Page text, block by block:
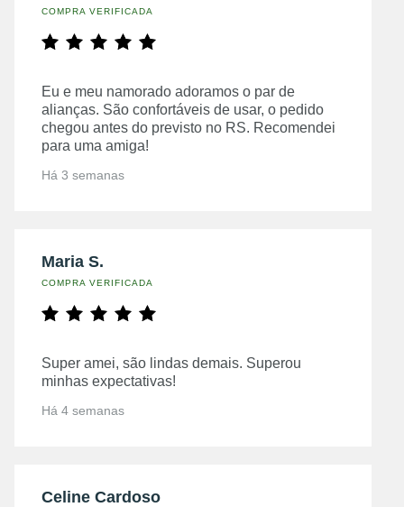
COMPRA VERIFICADA
Eu e meu namorado adoramos o par de
alianças. São confortáveis de usar, o pedido
chegou antes do previsto no RS. Recomendei
para uma amiga!
Há 3 semanas
Maria S.
COMPRA VERIFICADA
Super amei, são lindas demais. Superou
minhas expectativas!
Há 4 semanas
Celine Cardoso